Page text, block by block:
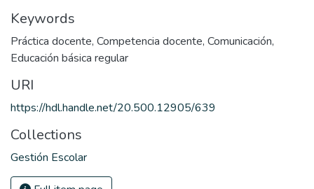
Keywords
Práctica docente, Competencia docente, Comunicación,
Educación básica regular
URI
https://hdl.handle.net/20.500.12905/639
Collections
Gestión Escolar